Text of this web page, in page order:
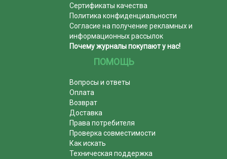
Сертификаты качества
Политика конфиденциальности
Согласие на получение рекламных и
информационных рассылок
Почему журналы покупают у нас!
ПОМОЩЬ
Вопросы и ответы
Оплата
Возврат
Доставка
Права потребителя
Проверка совместимости
Как искать
Техническая поддержка